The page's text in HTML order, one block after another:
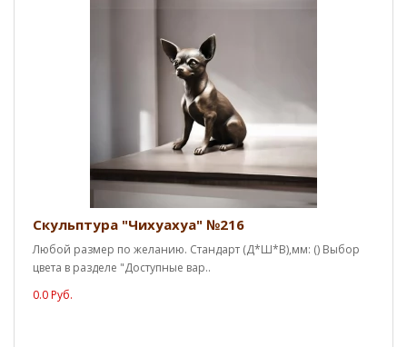
Скульптура "Чихуахуа" №216
Любой размер по желанию. Стандарт (Д*Ш*В),мм: () Выбор
цвета в разделе "Доступные вар..
0.0 Руб.